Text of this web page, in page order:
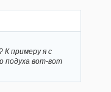
К примеру я с
подуха вот-вот